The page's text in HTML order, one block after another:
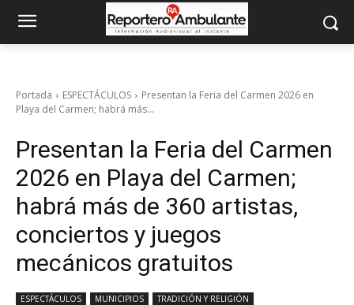
Portada ESPECTÁCULOS
Presentan la Feria del Carmen 2026 en
Playa del Carmen; habrá más...
Presentan la Feria del Carmen
2026 en Playa del Carmen;
habrá más de 360 artistas,
conciertos y juegos
mecánicos gratuitos
ESPECTÁCULOS MUNICIPIOS TRADICIÓN Y RELIGIÓN